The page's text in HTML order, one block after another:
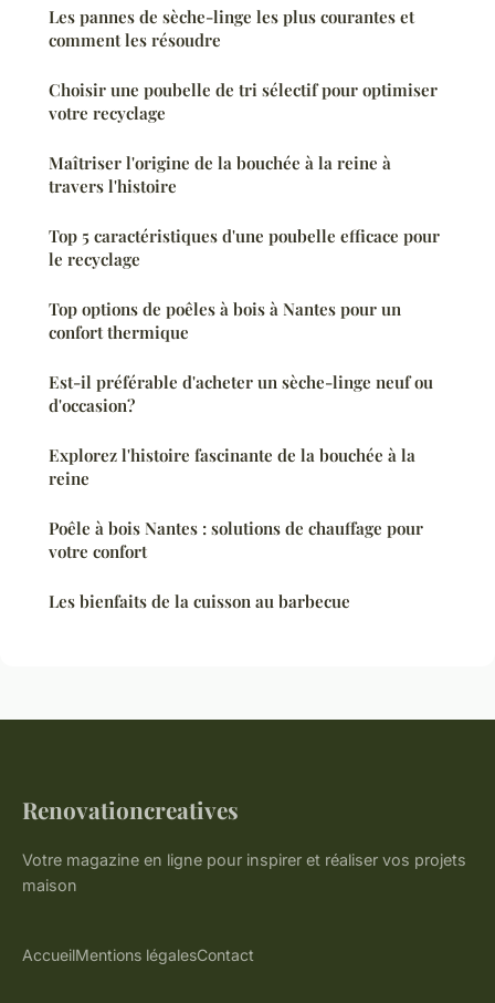
Les pannes de sèche-linge les plus courantes et
comment les résoudre
Choisir une poubelle de tri sélectif pour optimiser
votre recyclage
Maîtriser l'origine de la bouchée à la reine à
travers l'histoire
Top 5 caractéristiques d'une poubelle efficace pour
le recyclage
Top options de poêles à bois à Nantes pour un
confort thermique
Est-il préférable d'acheter un sèche-linge neuf ou
d'occasion?
Explorez l'histoire fascinante de la bouchée à la
reine
Poêle à bois Nantes : solutions de chauffage pour
votre confort
Les bienfaits de la cuisson au barbecue
Renovationcreatives
Votre magazine en ligne pour inspirer et réaliser vos projets
maison
AccueilMentions légalesContact